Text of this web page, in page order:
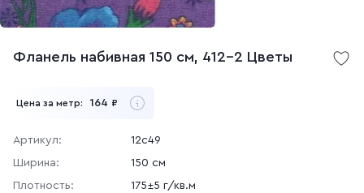
Фланель набивная 150 см, 412-2 Цветы
Цена за метр: 164 ₽
Артикул:
12с49
Ширина:
150 см
Плотность:
175±5 г/кв.м